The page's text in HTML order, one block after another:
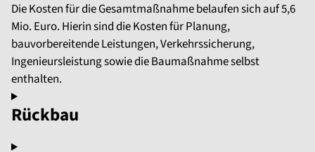
Die Kosten für die Gesamtmaßnahme belaufen sich auf 5,6
Mio. Euro. Hierin sind die Kosten für Planung,
bauvorbereitende Leistungen, Verkehrssicherung,
Ingenieursleistung sowie die Baumaßnahme selbst
enthalten.
Rückbau